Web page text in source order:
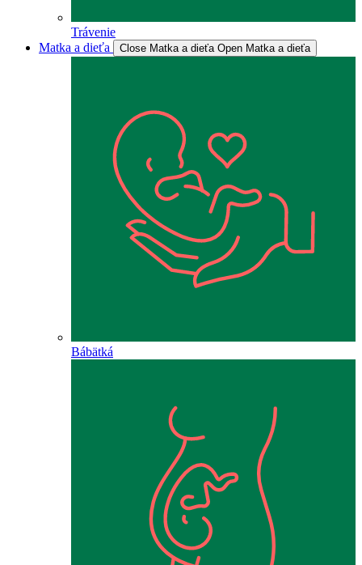
Trávenie
Matka a dieťa
Close Matka a dieťa Open Matka a dieťa
Bábätká